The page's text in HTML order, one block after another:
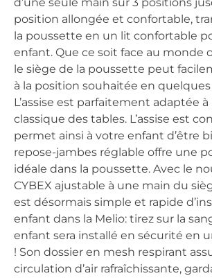
d’une seule main sur 3 positions
position allongée et confortable,
la poussette en un lit confortable
enfant. Que ce soit face au monde
le siège de la poussette peut
à la position souhaitée en
L’assise est parfaitement adaptée
classique des tables. L’assise est
permet ainsi à votre enfant d’être
repose-jambes réglable offre une
idéale dans la poussette. Avec le
CYBEX ajustable à une main du
est désormais simple et rapide
enfant dans la Melio: tirez sur la
enfant sera installé en sécurité en
! Son dossier en mesh respirant
circulation d’air rafraîchissante,